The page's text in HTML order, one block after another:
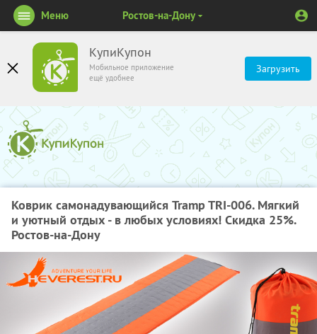
КупиКупон
Мобильное приложение
ещё удобнее
Загрузить
Меню Ростов-на-Дону
Коврик самонадувающийся Tramp TRI-006. Мягкий
и уютный отдых - в любых условиях! Скидка 25%.
Ростов-на-Дону